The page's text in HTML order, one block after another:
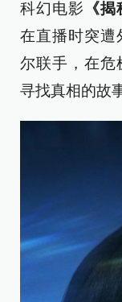
科幻电影 《揭
在直播时突遭
尔联手，在危
寻找真相的故